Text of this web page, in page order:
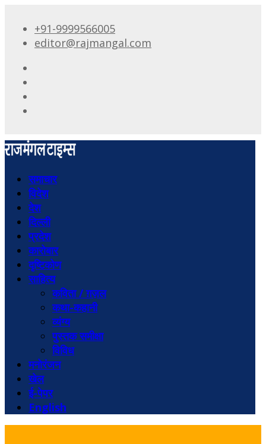
+91-9999566005
editor@rajmangal.com
समाचार
विदेश
देश
दिल्ली
प्रदेश
कारोबार
दृष्टिकोण
साहित्य
कविता / ग़ज़ल
कथा-कहानी
व्यंग्य
पुस्तक समीक्षा
विविध
मनोरंजन
खेल
ई-पेपर
English